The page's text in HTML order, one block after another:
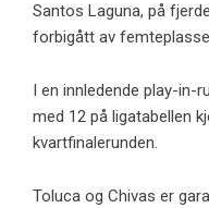
Santos Laguna, på
forbigått av
I en innledende play-in-
med 12 på ligatabellen
kvartfinalerunden.
Toluca og Chivas er